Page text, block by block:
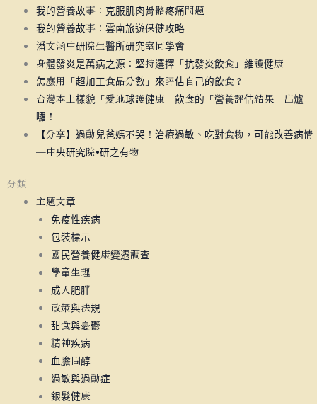
我的營養故事：克服肌肉骨骼疼痛問題
我的營養故事：雲南旅遊保健攻略
潘文涵中研院生醫所研究室同學會
身體發炎是萬病之源：堅持選擇「抗發炎飲食」維護健康
怎麼用「超加工食品分數」來評估自己的飲食？
台灣本土樣貌「愛地球護健康」飲食的「營養評估結果」出爐
囉！
【分享】過動兒爸媽不哭！治療過敏、吃對食物，可能改善病情
—中央研究院•研之有物
分類
主題文章
免疫性疾病
包裝標示
國民營養健康變遷調查
學童生理
成人肥胖
政策與法規
甜食與憂鬱
精神疾病
血膽固醇
過敏與過動症
銀髮健康